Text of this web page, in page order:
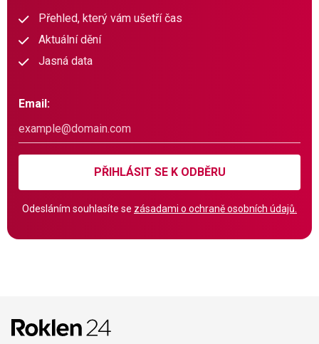
Přehled, který vám ušetří čas
Aktuální dění
Jasná data
Email:
PŘIHLÁSIT SE K ODBĚRU
Odesláním souhlasíte se zásadami o ochraně osobních údajů.